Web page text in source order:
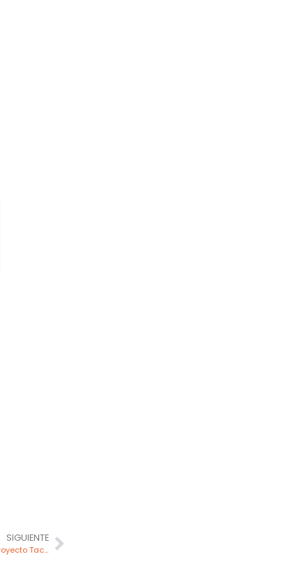
SIGUIENTE
First Quantum actualiza estudio técnico del proyecto Taca Taca y refuerza su viabilidad